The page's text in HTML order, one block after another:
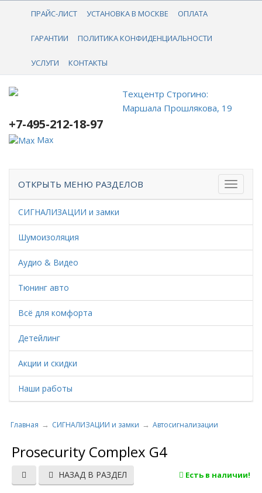
+7-495-212-18-97
ПРАЙС-ЛИСТ УСТАНОВКА В МОСКВЕ ОПЛАТА
ГАРАНТИИ ПОЛИТИКА КОНФИДЕНЦИАЛЬНОСТИ
УСЛУГИ КОНТАКТЫ
Техцентр Строгино:
Маршала Прошлякова, 19
+7-495-212-18-97
Max
ОТКРЫТЬ МЕНЮ РАЗДЕЛОВ
СИГНАЛИЗАЦИИ и замки
Шумоизоляция
Аудио & Видео
Тюнинг авто
Всё для комфорта
Детейлинг
Акции и скидки
Наши работы
Главная СИГНАЛИЗАЦИИ и замки Автосигнализации
Prosecurity Complex G4
НАЗАД В РАЗДЕЛ Есть в наличии!